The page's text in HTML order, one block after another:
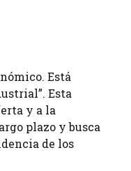
Está
Esta
y a la
plazo y busca
de los